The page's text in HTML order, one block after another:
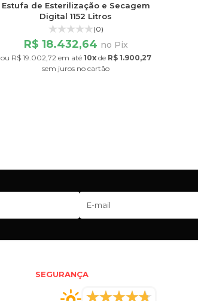
Estufa de Esterilização e Secagem
Digital 1152 Litros
(0)
R$ 18.432,64 no Pix
ou R$ 19.002,72em até 10xde R$ 1.900,27
sem juros no cartão
SEGURANÇA